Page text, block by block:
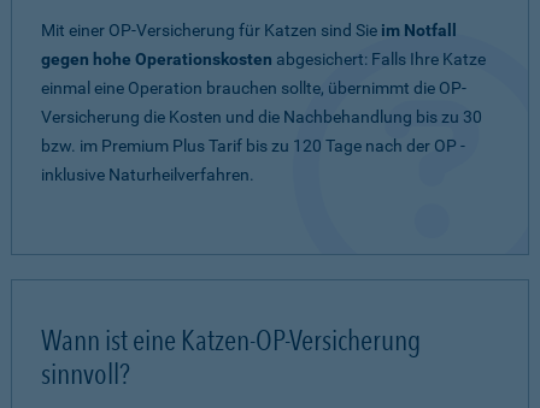
Mit einer OP-Versicherung für Katzen sind Sie im Notfall
gegen hohe Operationskosten abgesichert: Falls Ihre Katze
einmal eine Operation brauchen sollte, übernimmt die OP-
Versicherung die Kosten und die Nachbehandlung bis zu 30
bzw. im Premium Plus Tarif bis zu 120 Tage nach der OP -
inklusive Naturheilverfahren.
Wann ist eine Katzen-OP-Versicherung
sinnvoll?